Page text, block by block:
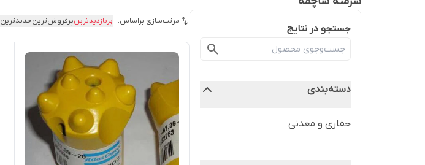
جستجو در نتایج
دسته‌بندی
حفاری و معدنی
مرتب‌سازی براساس: پربازدیدترینپرفروش‌ترینجدیدترین